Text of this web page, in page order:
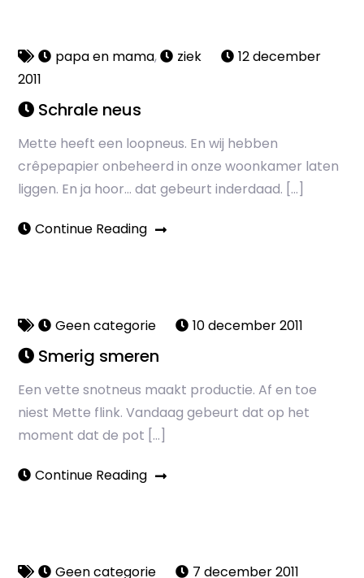
papa en mama, ziek
12 december
2011
Schrale neus
Mette heeft een loopneus. En wij hebben
crêpepapier onbeheerd in onze woonkamer laten
liggen. En ja hoor… dat gebeurt inderdaad. […]
Continue Reading
Geen categorie 10 december 2011
Smerig smeren
Een vette snotneus maakt productie. Af en toe
niest Mette flink. Vandaag gebeurt dat op het
moment dat de pot […]
Continue Reading
Geen categorie 7 december 2011